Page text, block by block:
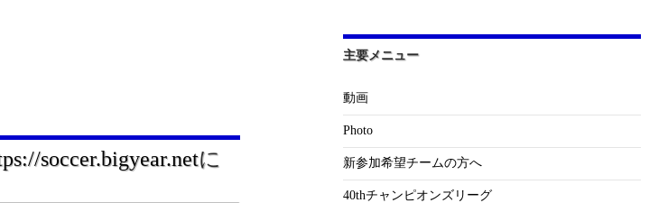
soccer.bigyear.netに
主要メニュー
動画
Photo
新参加希望チームの方へ
40thチャンピオンズリーグ